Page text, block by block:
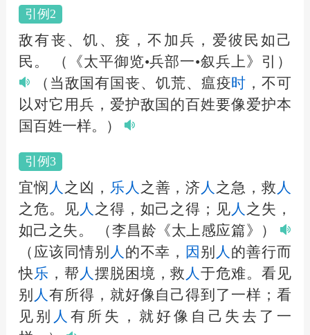
引例2
敌有丧、饥、疫，不加兵，爱彼民如己
民。
（《太平御览•兵部一•叙兵上》引）
（当敌国有国丧、饥荒、瘟疫时 ，不可
以对它用兵，爱护敌国的百姓要像爱护本
国百姓一样。）
引例3
宜悯 人 之凶， 乐 人 之善，济 人 之急，救 人
之危。见 人 之得，如己之得；见 人 之失，
如己之失。
（李昌龄《太上感应篇》）
（应该同情别 人 的不幸， 因 别 人 的善行而
快乐 ，帮 人 摆脱困境，救 人于危难。看见
别 人 有所得，就好像自己得到了一样；看
见别 人 有所失，就好像自己失去了一